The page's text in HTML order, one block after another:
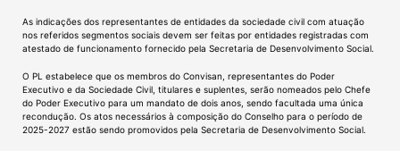
As indicações dos representantes de entidades da sociedade civil com atuação
nos referidos segmentos sociais devem ser feitas por entidades registradas com
atestado de funcionamento fornecido pela Secretaria de Desenvolvimento Social.
O PL estabelece que os membros do Convisan, representantes do Poder
Executivo e da Sociedade Civil, titulares e suplentes, serão nomeados pelo Chefe
do Poder Executivo para um mandato de dois anos, sendo facultada uma única
recondução. Os atos necessários à composição do Conselho para o período de
2025-2027 estão sendo promovidos pela Secretaria de Desenvolvimento Social.